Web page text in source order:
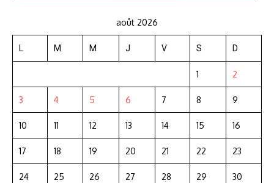
août 2026
L M M J V S D
1 2
3 4 5 6 7 8 9
10 11 12 13 14 15 16
17 18 19 20 21 22 23
24 25 26 27 28 29 30